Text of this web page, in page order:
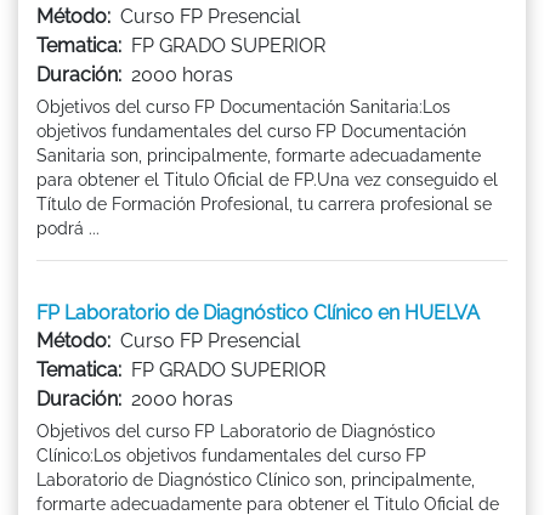
Método: Curso FP Presencial
Tematica: FP GRADO SUPERIOR
Duración: 2000 horas
Objetivos del curso FP Documentación Sanitaria:Los
objetivos fundamentales del curso FP Documentación
Sanitaria son, principalmente, formarte adecuadamente
para obtener el Titulo Oficial de FP.Una vez conseguido el
Título de Formación Profesional, tu carrera profesional se
podrá ...
FP Laboratorio de Diagnóstico Clínico en HUELVA
Método: Curso FP Presencial
Tematica: FP GRADO SUPERIOR
Duración: 2000 horas
Objetivos del curso FP Laboratorio de Diagnóstico
Clínico:Los objetivos fundamentales del curso FP
Laboratorio de Diagnóstico Clínico son, principalmente,
formarte adecuadamente para obtener el Titulo Oficial de